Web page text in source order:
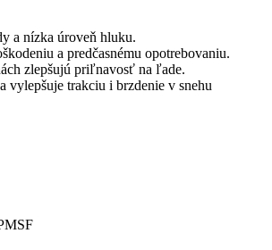
a nízka úroveň hluku.
a predčasnému opotrebovaniu.
zlepšujú priľnavosť na ľade.
vylepšuje trakciu i brzdenie v snehu